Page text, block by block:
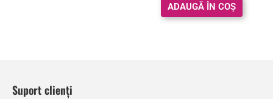
ADAUGĂ ÎN COȘ
Suport clienți